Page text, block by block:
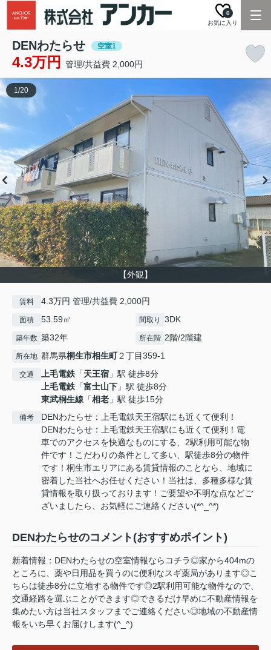
お気に入り
0
DENわたらせ 空室1
4.3万円 管理/共益費 2,000円
【外観】
1/20
賃料 4.3万円 管理/共益費 2,000円
面積 53.59㎡ 間取り 3DK
築年数 築32年 所在階 2階/2階建
所在地 群馬県桐生市相生町２丁目359-1
交通 上毛電鉄 「天王宿 」駅 徒歩8分
上毛電鉄 「富士山下 」駅 徒歩8分
東武桐生線 「相老 」駅 徒歩15分
備考
DENわたらせ：上毛電鉄天王宿駅にも近くて便利！
DENわたらせ：上毛電鉄天王宿駅にも近くて便利！電
車でのアクセスを快適なものにする、2駅利用可能な物
件です！こだわりの条件として多い、駅徒歩8分の物件
です！桐生市エリアにある賃貸情報のことなら、地域に
密着した当社へお任せください！当社は、多種多様な賃
貸情報を取り扱っております！ご要望や不明な点などご
ざいましたら、お気軽にご連絡ください(*^_^*)
DENわたらせのコメント(おすすめポイント)
新着情報：DENわたらせの空室情報ならコチラ◎家から404mの
ところに、薬や日用品を買うのに便利なスギ薬局があります◎こ
ちらは徒歩8分に立地する物件です◎2駅利用可能な物件なので、
交通経路を選ぶことができます◎できるだけ早めに不動産情報を
集めたい方は当社スタッフまでご連絡ください◎地域の不動産情
報をいち早くお届けします(^_^)